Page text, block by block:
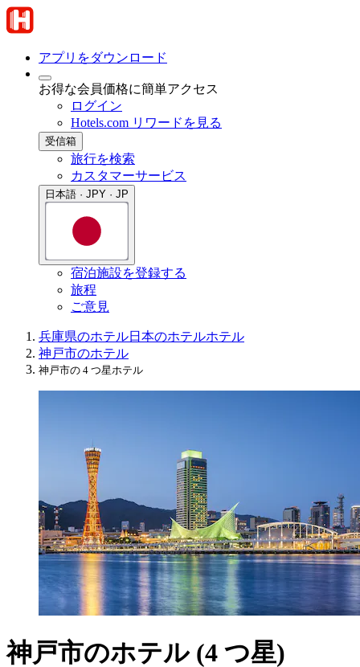
アプリをダウンロード
お得な会員価格に簡単アクセス
ログイン
Hotels.com リワードを見る
受信箱
旅行を検索
カスタマーサービス
日本語 · JPY · JP
宿泊施設を登録する
旅程
ご意見
兵庫県のホテル日本のホテルホテル
神戸市のホテル
神戸市の 4 つ星ホテル
神戸市のホテル (4 つ星)